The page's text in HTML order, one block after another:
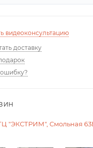
видеоконсультацию
доставку
"ЭКСТРИМ", Смольная